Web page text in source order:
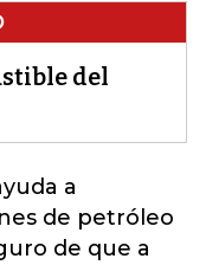
del
a
de petróleo
de que a